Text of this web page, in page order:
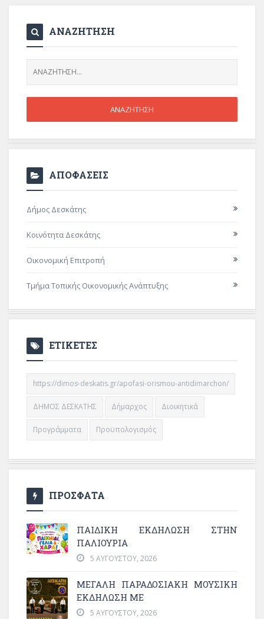
ΑΝΑΖΗΤΗΣΗ
ΑΠΟΦΑΣΕΙΣ
Δήμος Δεσκάτης
Κοινότητα Δεσκάτης
Οικονομική Επιτροπή
Τμήμα Τοπικής Οικονομικής Ανάπτυξης
ΕΤΙΚΕΤΕΣ
https://dimos-deskatis.gr/apofasi-orismou-antidimarchon/
ΔΗΜΟΣ ΔΕΣΚΑΤΗΣ Δήμαρχος Διοικητικά
Προγράμματα Προϋπολογισμός
ΠΡΟΣΦΑΤΑ
ΠΑΙΔΙΚΗ ΕΚΔΗΛΩΣΗ ΣΤΗΝ
ΠΑΛΙΟΥΡΙΑ
5 ΑΥΓΟΎΣΤΟΥ, 2026
ΜΕΓΆΛΗ ΠΑΡΑΔΟΣΙΑΚΉ ΜΟΥΣΙΚΉ
ΕΚΔΉΛΩΣΗ ΜΕ
5 ΑΥΓΟΎΣΤΟΥ, 2026